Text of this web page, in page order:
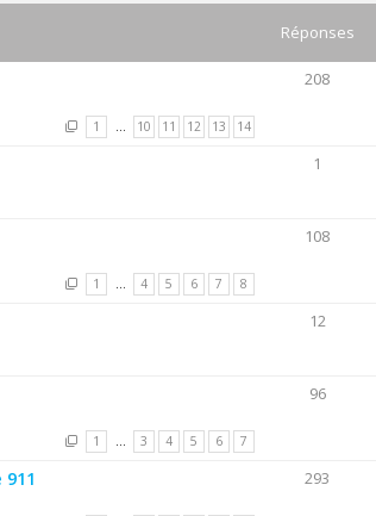
Réponses
1 … 10 11 12 13 14
208
1
1 … 4 5 6 7 8
108
12
1 … 3 4 5 6 7
96
293